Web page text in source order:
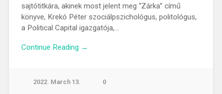
sajtótitkára, akinek most jelent meg “Zárka” című
könyve, Krekó Péter szociálpszichológus, politológus,
a Political Capital igazgatója,…
Continue Reading →
2022. March 13. 0